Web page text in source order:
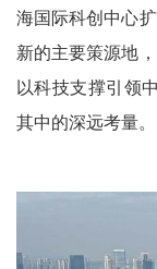
海国际科创中心
新的主要策源地
以科技支撑引领
其中的深远考量。